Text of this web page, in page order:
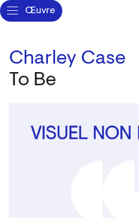
Œuvre
Charley Case
To Be